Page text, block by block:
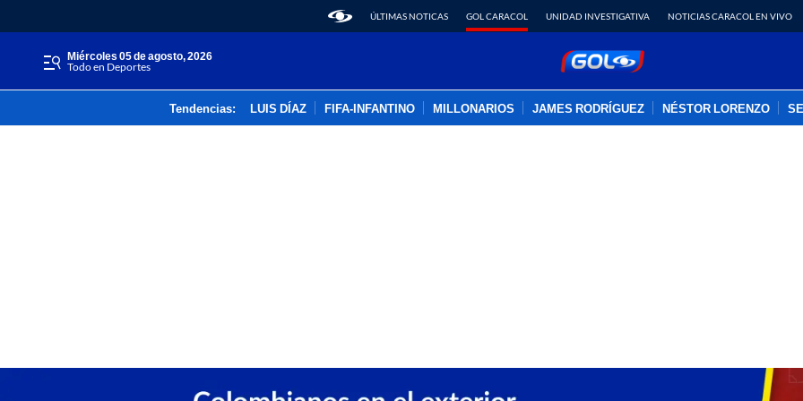
ÚLTIMAS NOTICAS GOL CARACOL UNIDAD INVESTIGATIVA NOTICIAS CARACOL EN VIVO
miércoles 05 de agosto, 2026
Todo en Deportes
Tendencias: LUIS DÍAZ FIFA-INFANTINO MILLONARIOS JAMES RODRÍGUEZ NÉSTOR LORENZO